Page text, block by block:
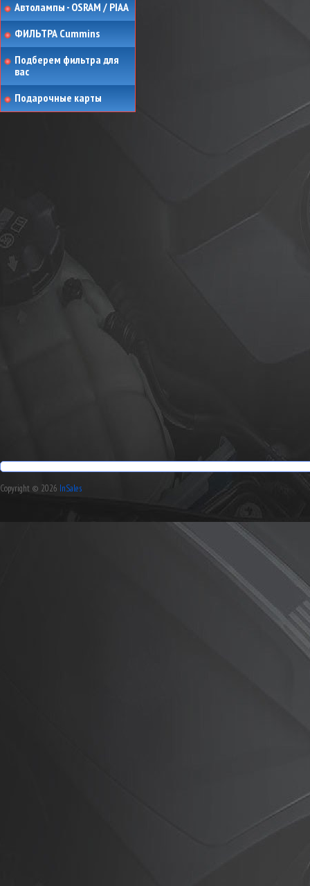
Автолампы - OSRAM / PIAA
ФИЛЬТРА Cummins
Подберем фильтра для
вас
Подарочные карты
Copyright © 2026 InSales